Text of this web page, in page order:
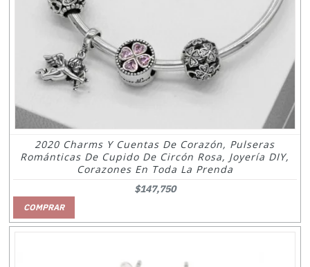
2020 Charms Y Cuentas De Corazón, Pulseras
Románticas De Cupido De Circón Rosa, Joyería DIY,
Corazones En Toda La Prenda
$147,750
COMPRAR